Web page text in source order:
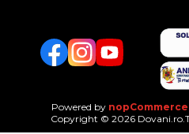
FacebookTwitterYouTube
Powered by nopCommerce
Copyright © 2026